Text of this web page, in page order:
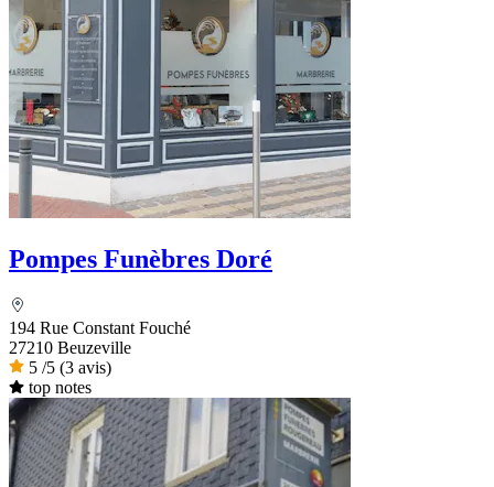
Pompes Funèbres Doré
194 Rue Constant Fouché
27210 Beuzeville
5 /5 (3 avis)
top notes